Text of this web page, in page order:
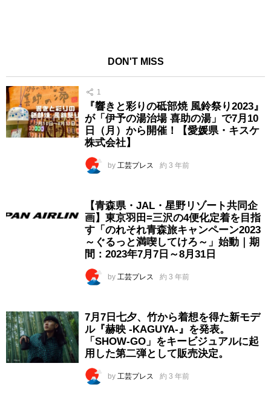
DON'T MISS
1
『響きと彩りの砥部焼 風鈴祭り2023』
が「伊予の湯治場 喜助の湯」で7月10
日（月）から開催！【愛媛県・キスケ
株式会社】
by 工芸プレス 約 3 年前
【青森県・JAL・星野リゾート共同企
画】東京羽田=三沢の4便化定着を目指
す「のれそれ青森旅キャンペーン2023
～ぐるっと満喫してけろ～」始動｜期
間：2023年7月7日～8月31日
by 工芸プレス 約 3 年前
7月7日七夕、竹から着想を得た新モデ
ル『赫映 -KAGUYA-』を発表。
「SHOW-GO」をキービジュアルに起
用した第二弾として販売決定。
by 工芸プレス 約 3 年前